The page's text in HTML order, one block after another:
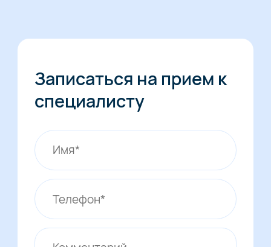
Записаться на прием к
специалисту